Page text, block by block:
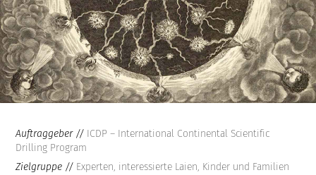
Auftraggeber // ICDP – International Continental Scientific
Drilling Program
Zielgruppe // Experten, interessierte Laien, Kinder und Familien